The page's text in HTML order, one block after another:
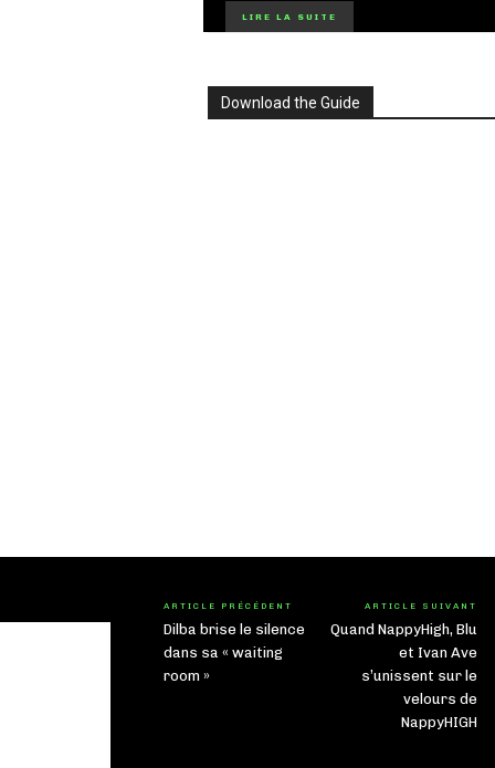
LIRE LA SUITE
Download the Guide
ARTICLE PRÉCÉDENT
Dilba brise le silence
dans sa « waiting
room »
ARTICLE SUIVANT
Quand NappyHigh, Blu
et Ivan Ave
s’unissent sur le
velours de
NappyHIGH